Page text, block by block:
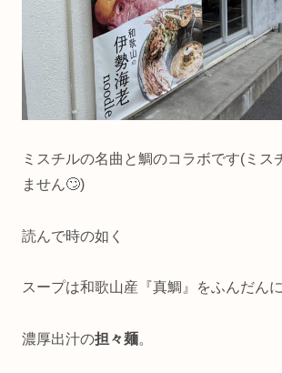
ミスチルの名曲と鯛のコラボです(ミス
ません🙄)
読んで時の如く
スープは和歌山産『真鯛』をふんだん
濃厚出汁の担々麺。